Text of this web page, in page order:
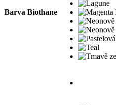
Barva Biothane